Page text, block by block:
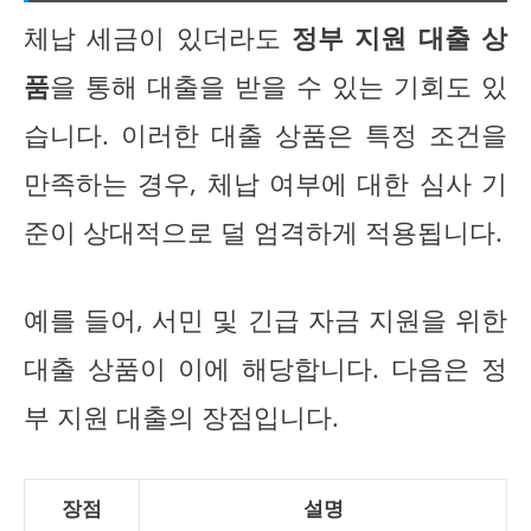
체납 세금이 있더라도 정부 지원 대출 상
품을 통해 대출을 받을 수 있는 기회도 있
습니다. 이러한 대출 상품은 특정 조건을
만족하는 경우, 체납 여부에 대한 심사 기
준이 상대적으로 덜 엄격하게 적용됩니다.
예를 들어, 서민 및 긴급 자금 지원을 위한
대출 상품이 이에 해당합니다. 다음은 정
부 지원 대출의 장점입니다.
장점 설명